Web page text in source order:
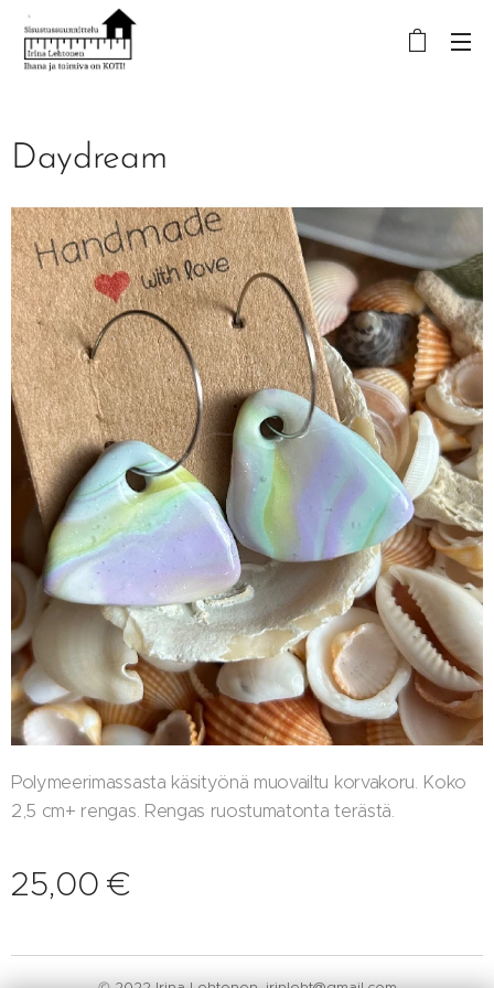
Daydream
Polymeerimassasta käsityönä muovailtu korvakoru. Koko
2,5 cm+ rengas. Rengas ruostumatonta terästä.
25,00 €